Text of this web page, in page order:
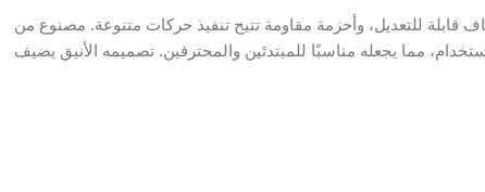
قابلة للتعديل، وأحزمة مقاومة تتيح تنفيذ حركات متنوعة. مصنوع من
مما يجعله مناسبًا للمبتدئين والمحترفين. تصميمه الأنيق يضيف